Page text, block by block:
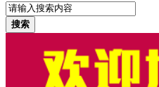
搜索